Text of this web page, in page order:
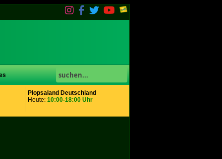
Plopsaland Deutschland
Heute: 10:00-18:00 Uhr